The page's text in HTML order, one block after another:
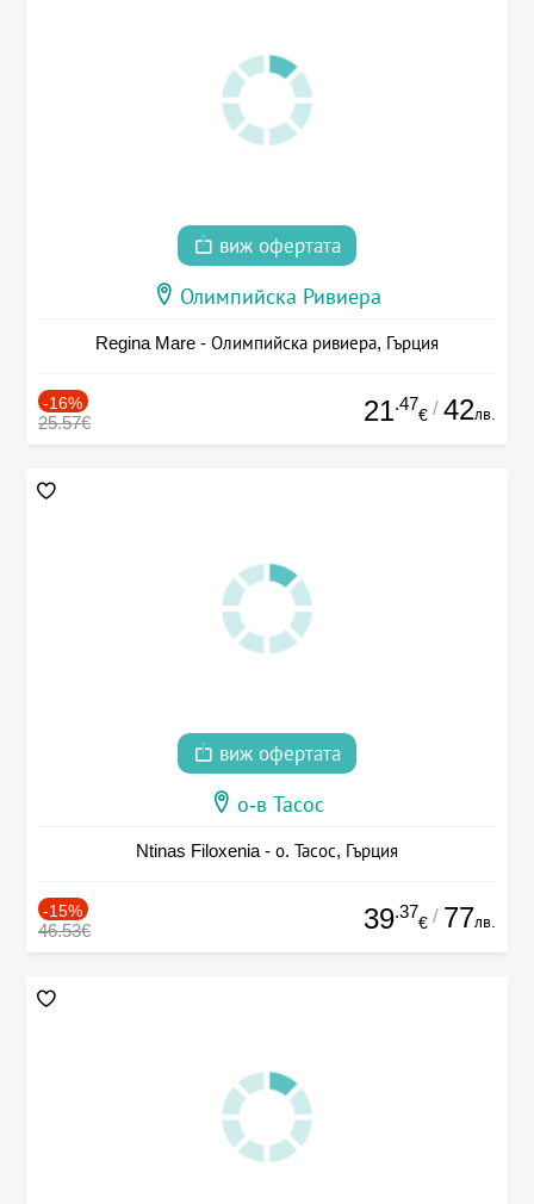
виж офертата
Олимпийска Ривиера
Regina Mare - Олимпийска ривиера, Гърция
-16%
25.57€ 21.47
€ / 42лв.
виж офертата
о-в Тасос
Ntinas Filoxenia - о. Тасос, Гърция
-15%
46.53€ 39.37
€ / 77лв.